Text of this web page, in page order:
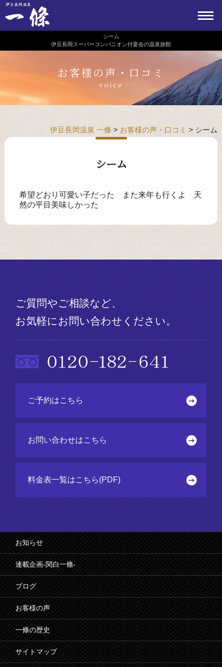
シーム
伊豆長岡スーパーコンパニオン付宴会の温泉旅館
お客様の声・口コミ
voice
伊豆長岡温泉 一條 > お客様の声・口コミ > シーム
シーム
希望どおり可愛い子だった また来年も行くよ 天
然の平目美味しかった
ご質問やご相談など、
お気軽にお問い合わせください。
ご予約はこちら
お問い合わせはこちら
料金表一覧はこちら(PDF)
お知らせ
連載企画-関白一條-
ブログ
お客様の声
一條の歴史
サイトマップ